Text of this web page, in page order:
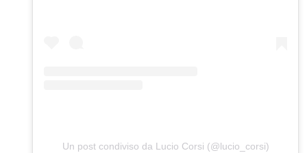
Un post condiviso da Lucio Corsi (@lucio_corsi)